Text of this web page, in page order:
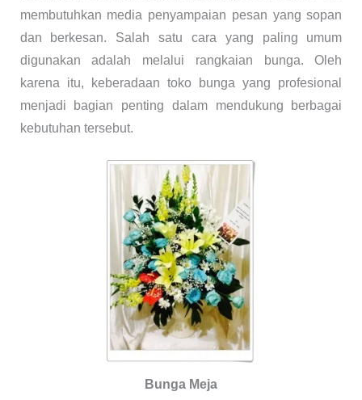
membutuhkan media penyampaian pesan yang sopan
dan berkesan. Salah satu cara yang paling umum
digunakan adalah melalui rangkaian bunga. Oleh
karena itu, keberadaan toko bunga yang profesional
menjadi bagian penting dalam mendukung berbagai
kebutuhan tersebut.
Bunga Meja